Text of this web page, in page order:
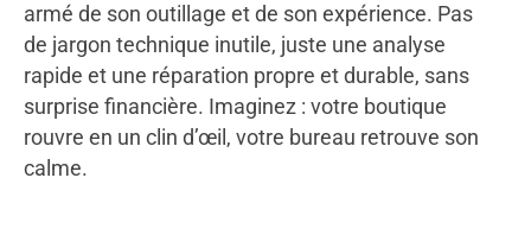
armé de son outillage et de son expérience. Pas
de jargon technique inutile, juste une analyse
rapide et une réparation propre et durable, sans
surprise financière. Imaginez : votre boutique
rouvre en un clin d’œil, votre bureau retrouve son
calme.